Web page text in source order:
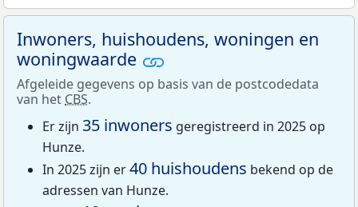
Inwoners, huishoudens, woningen en
woningwaarde
Afgeleide gegevens op basis van de postcodedata
van het CBS.
Er zijn 35 inwoners geregistreerd in 2025 op
Hunze.
In 2025 zijn er40 huishoudens bekend op de
adressen van Hunze.